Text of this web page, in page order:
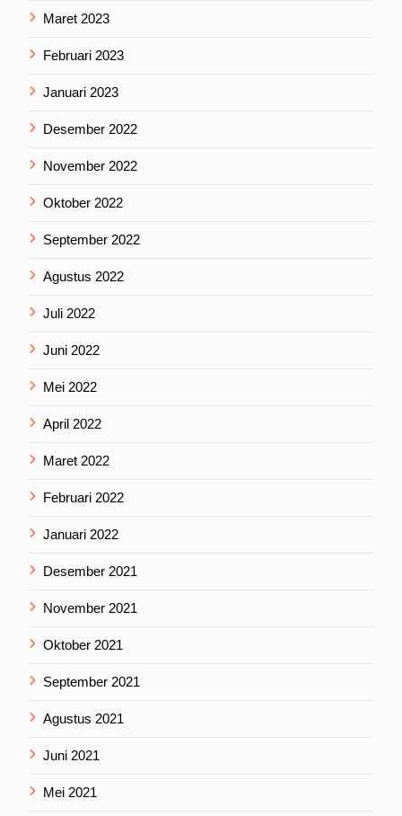
Maret 2023
Februari 2023
Januari 2023
Desember 2022
November 2022
Oktober 2022
September 2022
Agustus 2022
Juli 2022
Juni 2022
Mei 2022
April 2022
Maret 2022
Februari 2022
Januari 2022
Desember 2021
November 2021
Oktober 2021
September 2021
Agustus 2021
Juni 2021
Mei 2021